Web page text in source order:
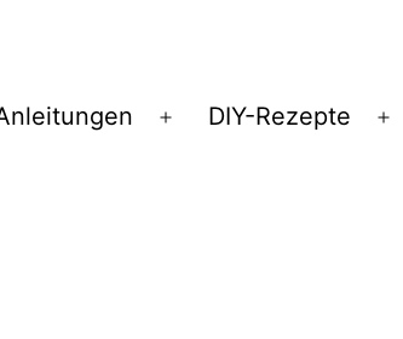
Menü
DIY-Rezepte